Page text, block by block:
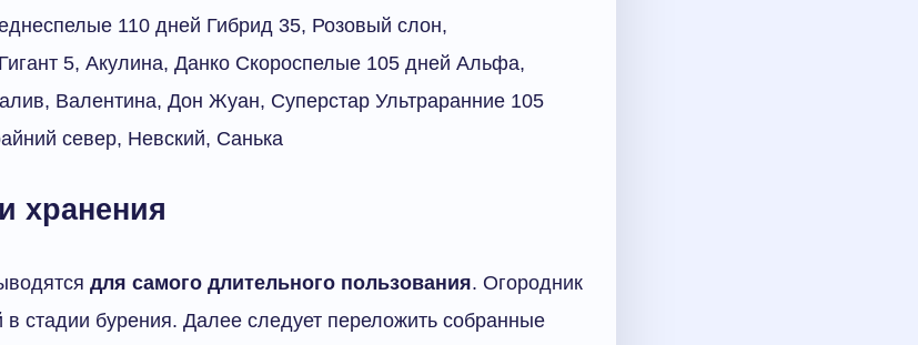
110 дней Гибрид 35, Розовый слон,
5, Акулина, Данко Скороспелые 105 дней Альфа,
Валентина, Дон Жуан, Суперстар Ультраранние 105
север, Невский, Санька
хранения
для самого длительного пользования. Огородник
в стадии бурения. Далее следует переложить собранные